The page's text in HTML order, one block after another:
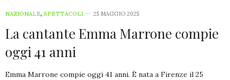
NAZIONALE, SPETTACOLI 25 MAGGIO 2025
La cantante Emma Marrone compie
oggi 41 anni
Emma Marrone compie oggi 41 anni. È nata a Firenze il 25